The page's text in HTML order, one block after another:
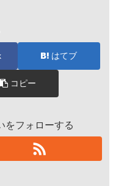
はてブ
コピー
をフォローする